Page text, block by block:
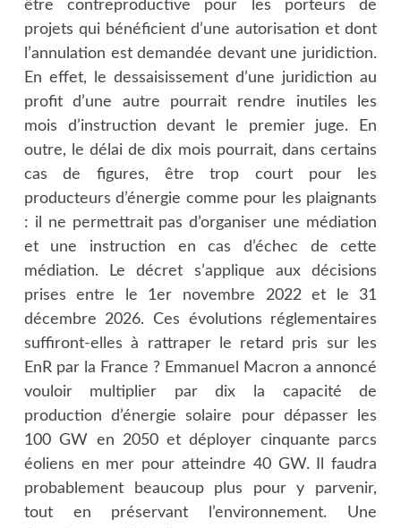
être contreproductive pour les porteurs de
projets qui bénéficient d’une autorisation et dont
l’annulation est demandée devant une juridiction.
En effet, le dessaisissement d’une juridiction au
profit d’une autre pourrait rendre inutiles les
mois d’instruction devant le premier juge. En
outre, le délai de dix mois pourrait, dans certains
cas de figures, être trop court pour les
producteurs d’énergie comme pour les plaignants
: il ne permettrait pas d’organiser une médiation
et une instruction en cas d’échec de cette
médiation. Le décret s’applique aux décisions
prises entre le 1er novembre 2022 et le 31
décembre 2026. Ces évolutions réglementaires
suffiront-elles à rattraper le retard pris sur les
EnR par la France ? Emmanuel Macron a annoncé
vouloir multiplier par dix la capacité de
production d’énergie solaire pour dépasser les
100 GW en 2050 et déployer cinquante parcs
éoliens en mer pour atteindre 40 GW. Il faudra
probablement beaucoup plus pour y parvenir,
tout en préservant l’environnement. Une